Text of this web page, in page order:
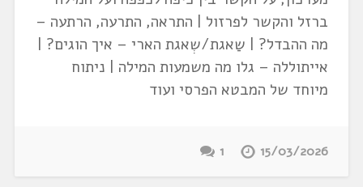
ברזל והקשר לפרזול | התראה, התרעה, הרתעה –
מה ההבדל? | שַאגת/שְאגת הארי – איך הוגים? |
אייתוללה – גלו מה משמעות המילה | ניתוח
מיוחד של המבטא הפרסי ועוד
15/03/2026
1